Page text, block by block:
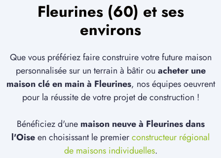
Fleurines (60) et ses
environs
Que vous préfériez faire construire votre future maison
personnalisée sur un terrain à bâtir ou acheter une
maison clé en main à Fleurines, nos équipes oeuvrent
pour la réussite de votre projet de construction !
Bénéficiez d'une maison neuve à Fleurines dans
l'Oiseen choisissant le premierconstructeur régional
de maisons individuelles.